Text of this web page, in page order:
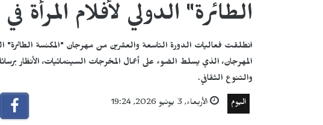
الطائرة" الدولي لأفلام المرأة
انطلقت فعاليات الدورة التاسعة والعشرين من مهرجان "المكنسة الطائرة"
المهرجان، الذي يسلط الضوء على أعمال المخرجات السينمائيات، الأنظار
والتنوع الثقافي.
اليوم الأربعاء, 3 يونيو 2026, 19:24